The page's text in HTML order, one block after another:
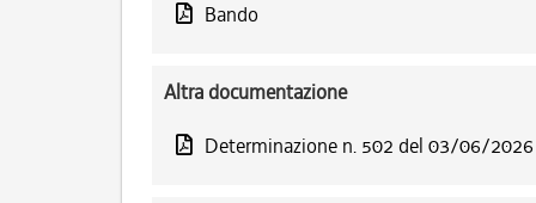
Bando
Altra documentazione
Determinazione n. 502 del 03/06/2026